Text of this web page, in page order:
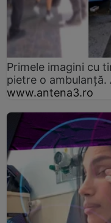
Primele imagini cu
pietre o
www.antena3.ro